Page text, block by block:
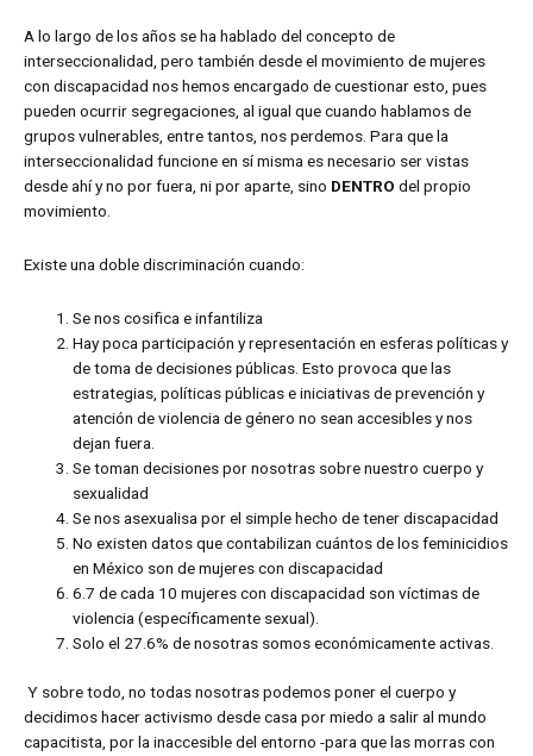
A lo largo de los años se ha hablado del concepto de
interseccionalidad, pero también desde el movimiento de mujeres
con discapacidad nos hemos encargado de cuestionar esto, pues
pueden ocurrir segregaciones, al igual que cuando hablamos de
grupos vulnerables, entre tantos, nos perdemos. Para que la
interseccionalidad funcione en sí misma es necesario ser vistas
desde ahí y no por fuera, ni por aparte, sino DENTRO del propio
movimiento.
Existe una doble discriminación cuando:
Se nos cosifica e infantiliza
Hay poca participación y representación en esferas políticas y
de toma de decisiones públicas. Esto provoca que las
estrategias, políticas públicas e iniciativas de prevención y
atención de violencia de género no sean accesibles y nos
dejan fuera.
Se toman decisiones por nosotras sobre nuestro cuerpo y
sexualidad
Se nos asexualisa por el simple hecho de tener discapacidad
No existen datos que contabilizan cuántos de los feminicidios
en México son de mujeres con discapacidad
6.7 de cada 10 mujeres con discapacidad son víctimas de
violencia (específicamente sexual).
Solo el 27.6% de nosotras somos económicamente activas.
Y sobre todo, no todas nosotras podemos poner el cuerpo y
decidimos hacer activismo desde casa por miedo a salir al mundo
capacitista, por la inaccesible del entorno -para que las morras con